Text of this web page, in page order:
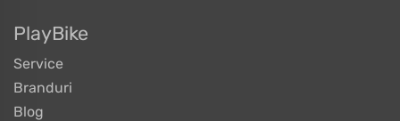
PlayBike
Service
Branduri
Blog